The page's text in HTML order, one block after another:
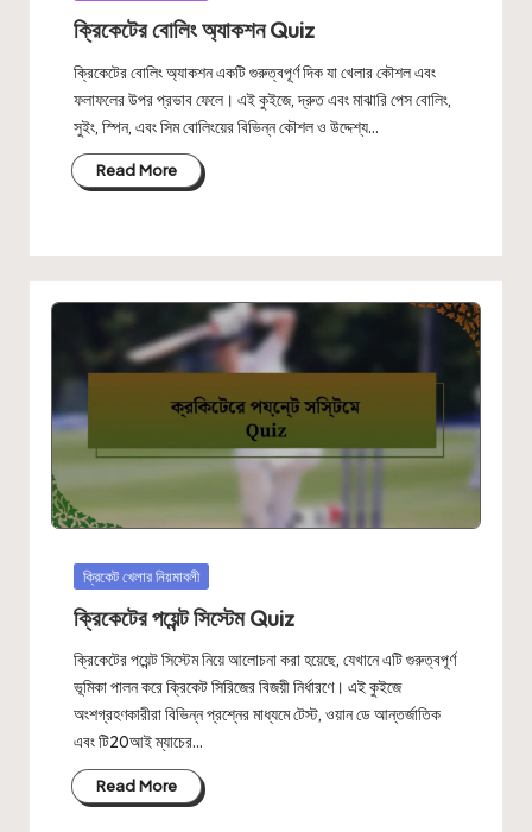
ক্রিকেটের বোলিং অ্যাকশন Quiz
ক্রিকেটের বোলিং অ্যাকশন একটি গুরুত্বপূর্ণ দিক যা খেলার কৌশল এবং
ফলাফলের উপর প্রভাব ফেলে। এই কুইজে, দ্রুত এবং মাঝারি পেস বোলিং,
সুইং, স্পিন, এবং সিম বোলিংয়ের বিভিন্ন কৌশল ও উদ্দেশ্য…
Read More
Posted
ক্রিকেট খেলার নিয়মাবলী
ক্রিকেটের পয়েন্ট সিস্টেম Quiz
ক্রিকেটের পয়েন্ট সিস্টেম নিয়ে আলোচনা করা হয়েছে, যেখানে এটি গুরুত্বপূর্ণ
ভূমিকা পালন করে ক্রিকেট সিরিজের বিজয়ী নির্ধারণে। এই কুইজে
অংশগ্রহণকারীরা বিভিন্ন প্রশ্নের মাধ্যমে টেস্ট, ওয়ান ডে আন্তর্জাতিক
এবং টি20আই ম্যাচের…
Read More